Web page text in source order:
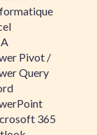
Pivot /
Query
365